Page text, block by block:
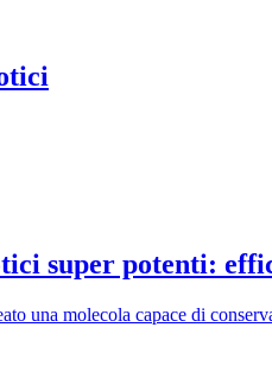
super potenti:
una molecola capace di